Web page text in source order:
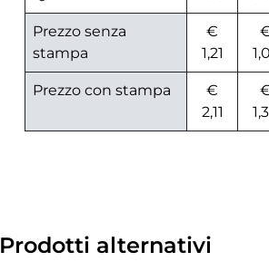
Prezzo senza
stampa
€
1,21
Prezzo con stampa
€
2,11
Prodotti alternativi